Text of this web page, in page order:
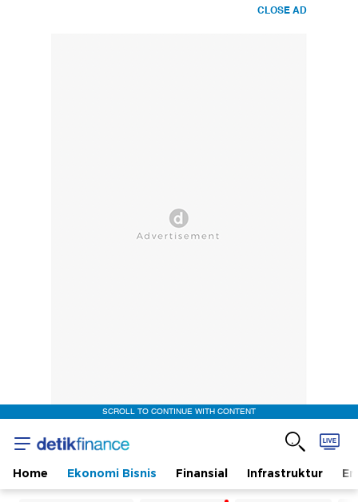
CLOSE AD
SCROLL TO CONTINUE WITH CONTENT
Home Ekonomi Bisnis Finansial Infrastruktur